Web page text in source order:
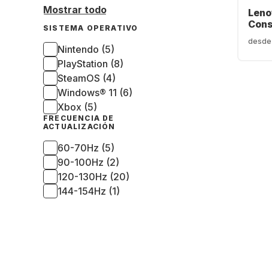
Mostrar todo
SISTEMA OPERATIVO
Nintendo (5)
PlayStation (8)
SteamOS (4)
Windows® 11 (6)
Xbox (5)
FRECUENCIA DE
ACTUALIZACIÓN
60-70Hz (5)
90-100Hz (2)
120-130Hz (20)
144-154Hz (1)
desde